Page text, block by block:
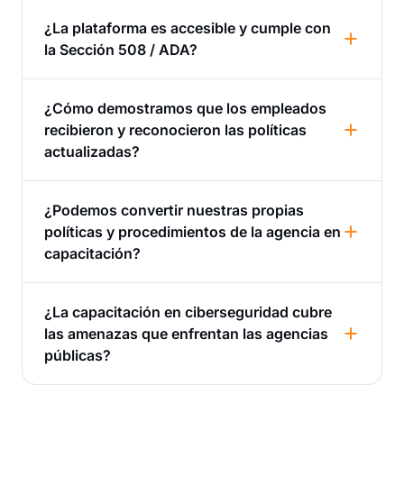
¿La plataforma es accesible y cumple con
la Sección 508 / ADA?
¿Cómo demostramos que los empleados
recibieron y reconocieron las políticas
actualizadas?
¿Podemos convertir nuestras propias
políticas y procedimientos de la agencia en
capacitación?
¿La capacitación en ciberseguridad cubre
las amenazas que enfrentan las agencias
públicas?